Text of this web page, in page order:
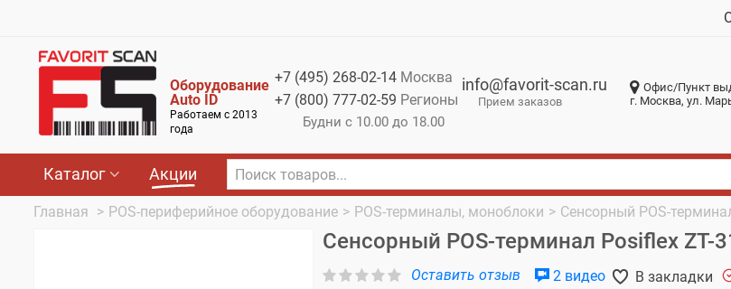
Оборудование
Auto ID
Работаем с 2013
года
+7 (495) 268-02-14 Москва
+7 (800) 777-02-59 Регионы
Будни с 10.00 до 18.00
info@favorit-scan.ru
Прием заказов
Офис/Пункт
г. Москва, ул.
Каталог Акции
Главная > POS-периферийное оборудование > POS-терминалы, моноблоки > Сенсорный POS-
Сенсорный POS-терминал Posiflex ZT-
Оставить отзыв 2 видео В закладки
Каталог
О компании
Оплата
Доставка